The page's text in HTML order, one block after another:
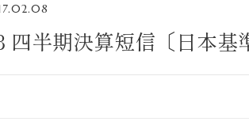
インバウンド送客事業
半期決算短信〔日本基